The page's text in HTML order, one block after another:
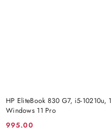
HP EliteBook 830 G7, i5-10210u,
Windows 11 Pro
995.00